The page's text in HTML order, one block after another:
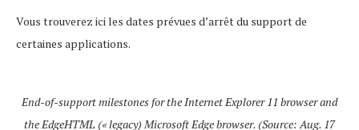
Vous trouverez ici les dates prévues d’arrêt du support de
certaines applications.
End-of-support milestones for the Internet Explorer 11 browser and
the EdgeHTML (« legacy) Microsoft Edge browser. (Source: Aug. 17